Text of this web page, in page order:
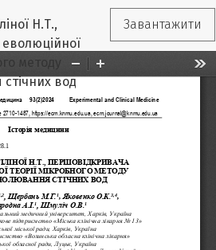
до подробиць статті
Н.Т.,
методу
вод
Завантажити